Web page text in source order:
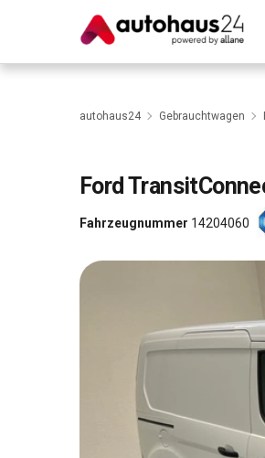
Wir bewerten dein AutoRund um
autohaus24 Gebrauchtwagen
Ford
Fahrzeugnummer 14204060